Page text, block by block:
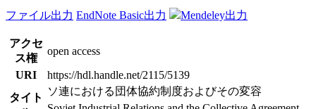
ファイル出力 EndNote Basic出力 Mendeley出力
アクセ
ス権
open access
URI
https://hdl.handle.net/2115/5139
タイト
ソ連における団体協約制度およびその変容